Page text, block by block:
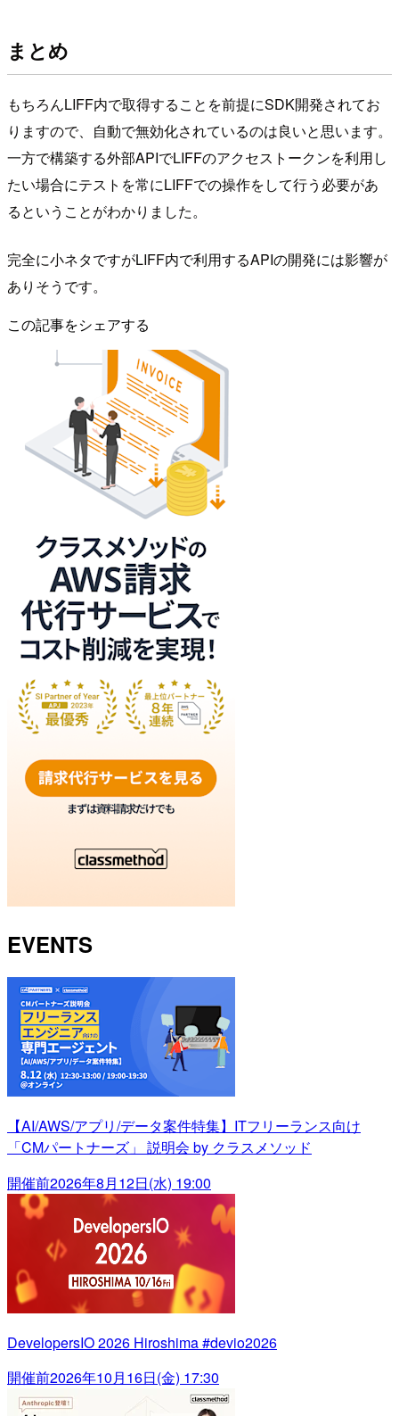
まとめ
もちろんLIFF内で取得することを前提にSDK開発されてお
りますので、自動で無効化されているのは良いと思います。
一方で構築する外部APIでLIFFのアクセストークンを利用し
たい場合にテストを常にLIFFでの操作をして行う必要があ
るということがわかりました。
完全に小ネタですがLIFF内で利用するAPIの開発には影響が
ありそうです。
この記事をシェアする
EVENTS
【AI/AWS/アプリ/データ案件特集】ITフリーランス向け
「CMパートナーズ」 説明会 by クラスメソッド
開催前2026年8月12日(水) 19:00
DevelopersIO 2026 Hiroshima #devio2026
開催前2026年10月16日(金) 17:30